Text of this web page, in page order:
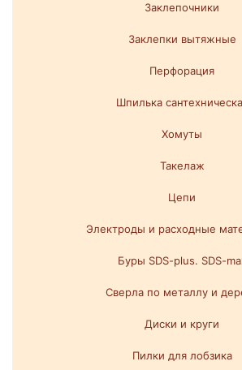
Заклепочники
Заклепки вытяжные
Перфорация
Шпилька
Хомуты
Такелаж
Цепи
Электроды и расходные
Буры SDS-plus. SDS-
Сверла по металлу и
Диски и круги
Пилки для лобзика